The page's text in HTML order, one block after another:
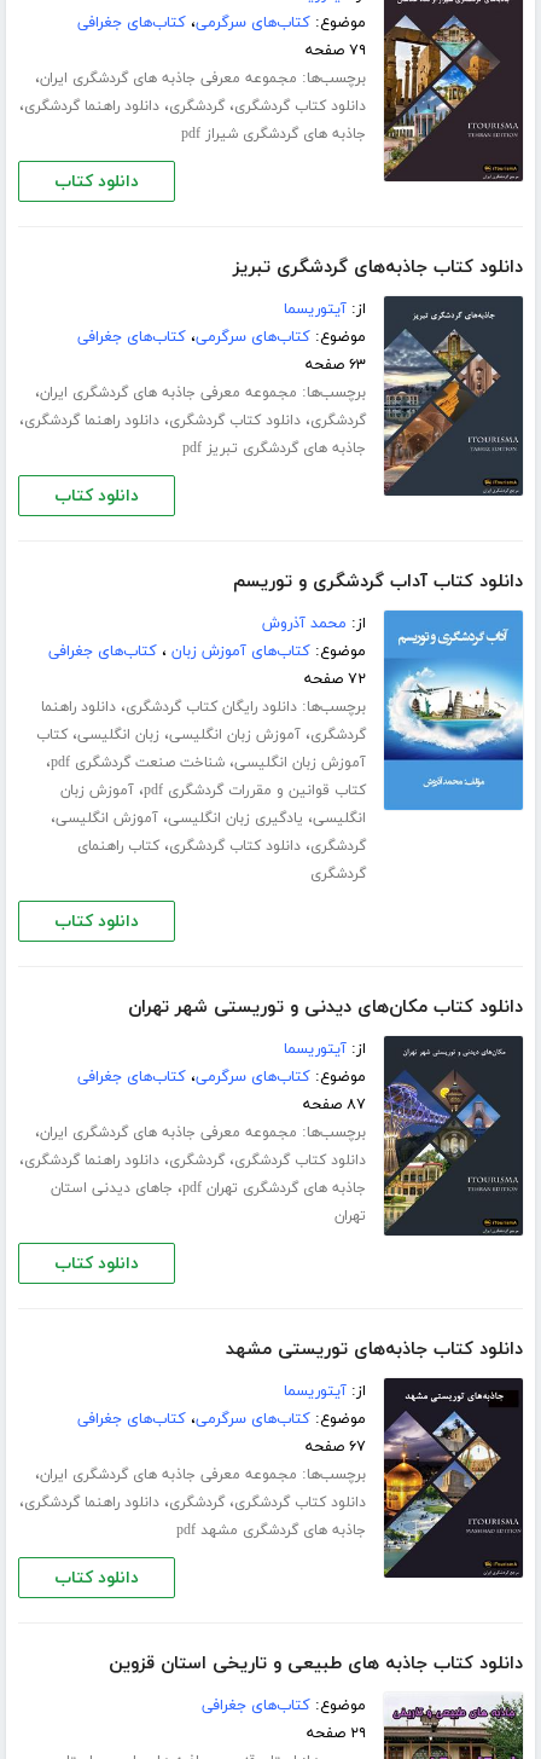
موضوع:کتاب‌های سرگرمی،کتاب‌های جغرافی
۷۹ صفحه
برچسب‌ها: مجموعه معرفی جاذبه های گردشگری ایران،
دانلود کتاب گردشگری،گردشگری،دانلود راهنما گردشگری،
جاذبه های گردشگری شیراز pdf
دانلود کتاب
دانلود کتاب جاذبه‌های گردشگری تبریز
از:آیتوریسما
موضوع:کتاب‌های سرگرمی،کتاب‌های جغرافی
۶۳ صفحه
برچسب‌ها: مجموعه معرفی جاذبه های گردشگری ایران،
گردشگری،دانلود کتاب گردشگری،دانلود راهنما گردشگری،
جاذبه های گردشگری تبریز pdf
دانلود کتاب
دانلود کتاب آداب گردشگری و توریسم
از: محمد آذروش
موضوع:کتاب‌های آموزش زبان ،کتاب‌های جغرافی
۷۲ صفحه
برچسب‌ها:دانلود رایگان کتاب گردشگری،دانلود راهنما
گردشگری،آموزش زبان انگلیسی، زبان انگلیسی،کتاب
آموزش زبان انگلیسی،شناخت صنعت گردشگری pdf ،
کتاب قوانین و مقررات گردشگری pdf ،آموزش زبان
انگلیسی، یادگیری زبان انگلیسی،آموزش انگلیسی،
گردشگری،دانلود کتاب گردشگری،کتاب راهنمای
گردشگری
دانلود کتاب
دانلود کتاب مکان‌های دیدنی و توریستی شهر تهران
از:آیتوریسما
موضوع:کتاب‌های سرگرمی،کتاب‌های جغرافی
۸۷ صفحه
برچسب‌ها: مجموعه معرفی جاذبه های گردشگری ایران،
دانلود کتاب گردشگری،گردشگری،دانلود راهنما گردشگری،
جاذبه های گردشگری تهران pdf ، جاهای دیدنی استان
تهران
دانلود کتاب
دانلود کتاب جاذبه‌های توریستی مشهد
از:آیتوریسما
موضوع:کتاب‌های سرگرمی،کتاب‌های جغرافی
۶۷ صفحه
برچسب‌ها: مجموعه معرفی جاذبه های گردشگری ایران،
دانلود کتاب گردشگری،گردشگری،دانلود راهنما گردشگری،
جاذبه های گردشگری مشهد pdf
دانلود کتاب
دانلود کتاب جاذبه های طبیعی و تاریخی استان قزوین
موضوع:کتاب‌های جغرافی
۲۹ صفحه